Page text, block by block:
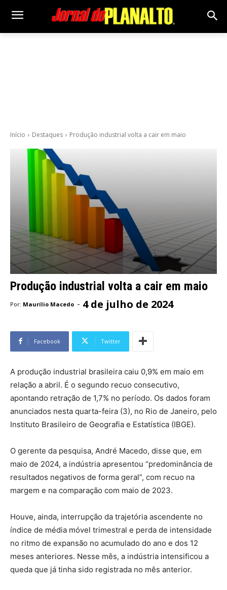
Início Destaques Produção industrial volta a cair em maio
Produção industrial volta a cair em maio
Por: Maurílio Macedo - 4 de julho de 2024
Facebook Twitter
A produção industrial brasileira caiu 0,9% em maio em
relação a abril. É o segundo recuo consecutivo,
apontando retração de 1,7% no período. Os dados foram
anunciados nesta quarta-feira (3), no Rio de Janeiro, pelo
Instituto Brasileiro de Geografia e Estatística (IBGE).
O gerente da pesquisa, André Macedo, disse que, em
maio de 2024, a indústria apresentou “predominância de
resultados negativos de forma geral”, com recuo na
margem e na comparação com maio de 2023.
Houve, ainda, interrupção da trajetória ascendente no
índice de média móvel trimestral e perda de intensidade
no ritmo de expansão no acumulado do ano e dos 12
meses anteriores. Nesse mês, a indústria intensificou a
queda que já tinha sido registrada no mês anterior.